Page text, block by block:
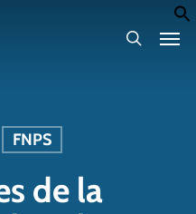
search
FNPS
de la